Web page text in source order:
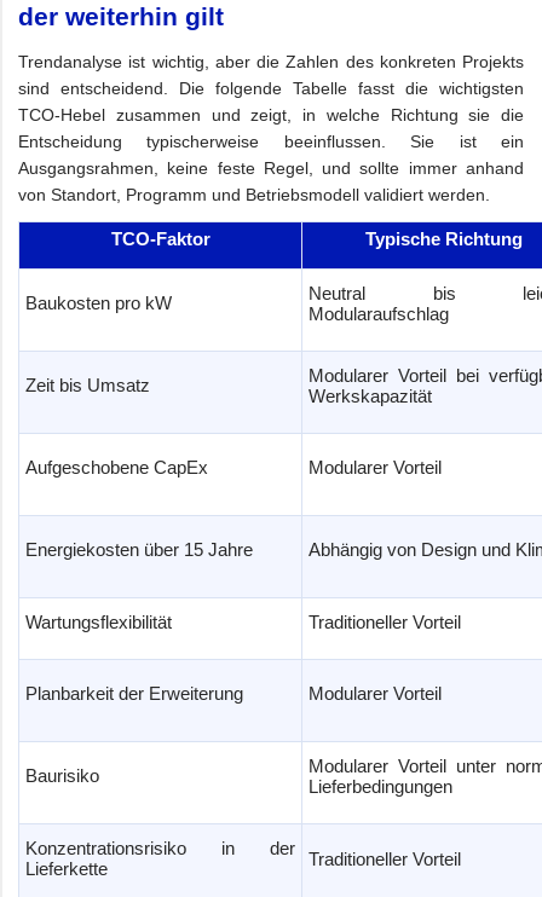
der weiterhin gilt
Trendanalyse ist wichtig, aber die Zahlen des konkreten Projekts
sind entscheidend. Die folgende Tabelle fasst die wichtigsten
TCO-Hebel zusammen und zeigt, in welche Richtung sie die
Entscheidung typischerweise beeinflussen. Sie ist ein
Ausgangsrahmen, keine feste Regel, und sollte immer anhand
von Standort, Programm und Betriebsmodell validiert werden.
TCO-Faktor Typische Richtung
Baukosten pro kW
Neutral bis
Modularaufschlag
Zeit bis Umsatz
Modularer Vorteil bei
Werkskapazität
Aufgeschobene CapEx Modularer Vorteil
Energiekosten über 15 Jahre Abhängig von Design und
Wartungsflexibilität Traditioneller Vorteil
Planbarkeit der Erweiterung Modularer Vorteil
Baurisiko
Modularer Vorteil unter
Lieferbedingungen
Konzentrationsrisiko in der
Lieferkette
Traditioneller Vorteil